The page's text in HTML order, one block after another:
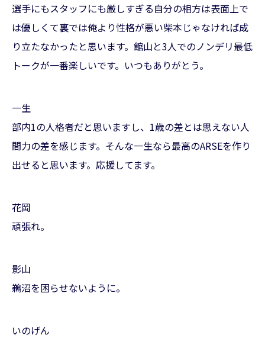
選手にもスタッフにも厳しすぎる自分の相方は表面上で
は優しくて裏では俺より性格が悪い柴本じゃなければ成
り立たなかったと思います。館山と3人でのノンデリ最低
トークが一番楽しいです。いつもありがとう。
一生
部内1の人格者だと思いますし、1歳の差とは思えない人
間力の差を感じます。そんな一生なら最高のARSEを作り
出せると思います。応援してます。
花岡
頑張れ。
影山
鵜沼を困らせないように。
いのげん